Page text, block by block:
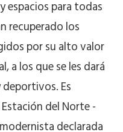
espacios para todas
recuperado los
por su alto valor
a los que se les dará
Es
del Norte -
declarada